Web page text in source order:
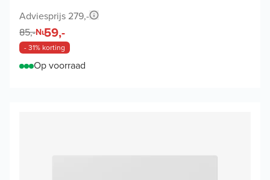
Adviesprijs 279,-
85,-Nu59,-
- 31% korting
Op voorraad